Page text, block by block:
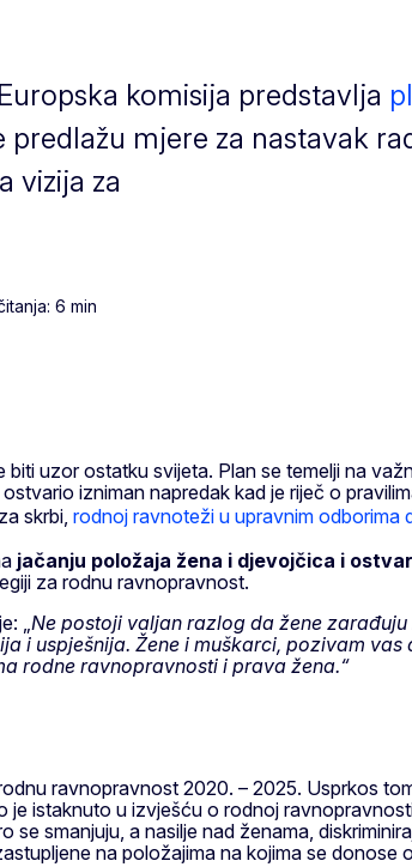
komisija predstavlja
predlažu mjere za nastavak
vizija za
6 min
uzor ostatku svijeta. Plan se temelji na
izniman napredak kad je riječ o
skrbi, rodnoj ravnoteži u upravnim odborima
jačanju položaja žena i djevojčica i
za rodnu ravnopravnost.
„Ne postoji valjan razlog da žene
i uspješnija. Žene i muškarci, pozivam
rodne ravnopravnosti i prava žena.“
ravnopravnost 2020. – 2025. Usprkos
je istaknuto u izvješću o rodnoj
smanjuju, a nasilje nad ženama,
na položajima na kojima se donose